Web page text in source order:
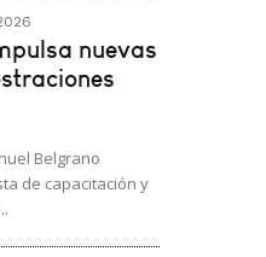
nuevas
Belgrano
de capacitación y